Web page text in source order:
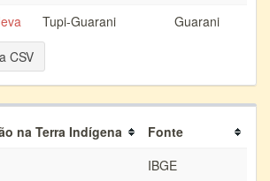
Tupi-Guarani
Guarani
CSV
na Terra Indígena
Fonte
IBGE